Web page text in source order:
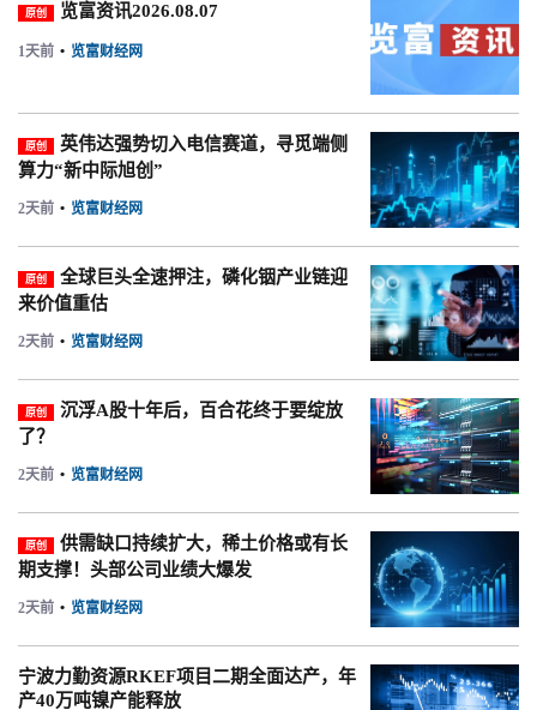
原创 览富资讯2026.08.07
1天前 • 览富财经网
原创
英伟达强势切入电信赛道，寻觅端侧
算力“新中际旭创”
2天前 • 览富财经网
原创
全球巨头全速押注，磷化铟产业链迎
来价值重估
2天前 • 览富财经网
原创
沉浮A股十年后，百合花终于要绽放
了？
2天前 • 览富财经网
原创
供需缺口持续扩大，稀土价格或有长
期支撑！头部公司业绩大爆发
2天前 • 览富财经网
宁波力勤资源RKEF项目二期全面达产，年
产40万吨镍产能释放